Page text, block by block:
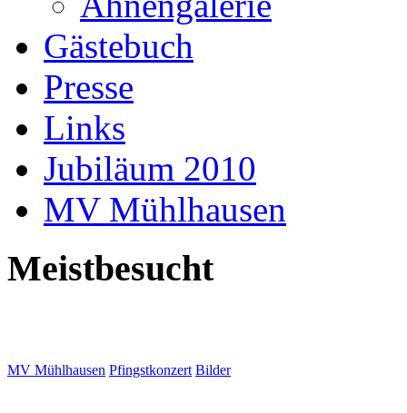
Gästebuch
Presse
Links
Jubiläum 2010
MV Mühlhausen
Meistbesucht
MV Mühlhausen Pfingstkonzert Bilder